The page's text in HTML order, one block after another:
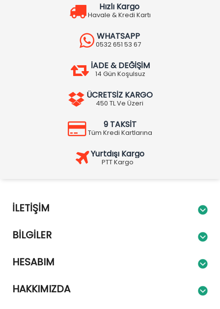
Hızlı Kargo
Havale & Kredi Kartı
WHATSAPP
0532 651 53 67
İADE & DEĞİŞİM
14 Gün Koşulsuz
ÜCRETSİZ KARGO
450 TL Ve Üzeri
9 TAKSİT
Tüm Kredi Kartlarına
Yurtdışı Kargo
PTT Kargo
İLETIŞIM
BILGILER
HESABIM
HAKKIMIZDA